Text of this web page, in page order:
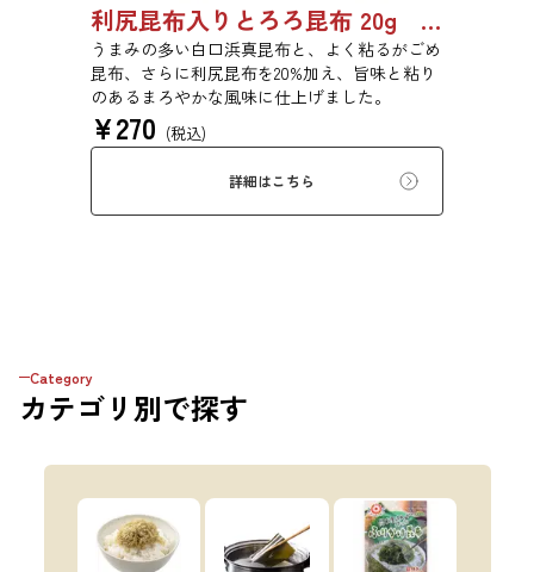
利尻昆布入りとろろ昆布 20g 3436
うまみの多い白口浜真昆布と、よく粘るがごめ
昆布、さらに利尻昆布を20%加え、旨味と粘り
のあるまろやかな風味に仕上げました。
¥270 (税込)
詳細はこちら
Category
カテゴリ 別で探す